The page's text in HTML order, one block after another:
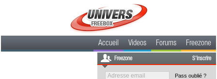
Accueil Videos Forums Freezone
Freezone S'inscrire
Pass oublié ?